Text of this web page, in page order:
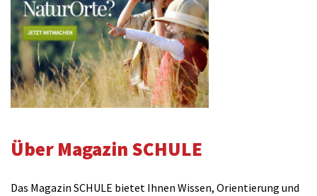
Über Magazin SCHULE
Das Magazin SCHULE bietet Ihnen Wissen, Orientierung und